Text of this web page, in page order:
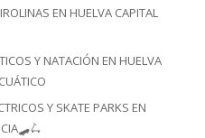
EN HUELVA CAPITAL
Y NATACIÓN EN HUELVA
Y SKATE PARKS EN